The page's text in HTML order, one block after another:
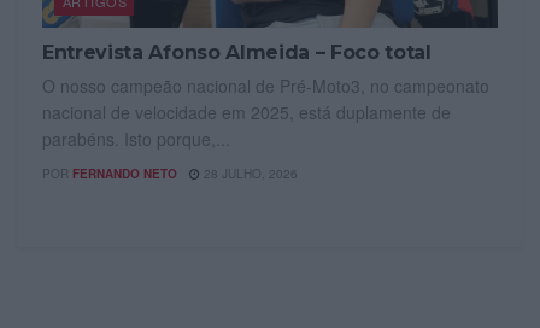
Entrevista Afonso Almeida – Foco total
O nosso campeão nacional de Pré-Moto3, no campeonato
nacional de velocidade em 2025, está duplamente de
parabéns. Isto porque,...
POR FERNANDO NETO 28 JULHO, 2026